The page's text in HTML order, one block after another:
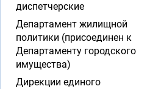
диспетчерские
Департамент жилищной
политики (присоединен к
Департаменту городского
имущества)
Дирекции единого